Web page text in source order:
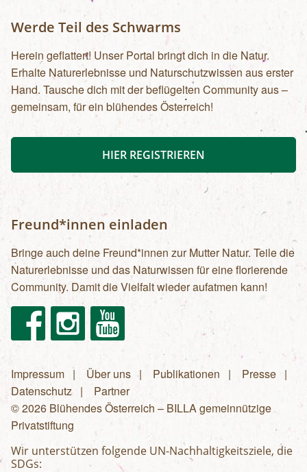
Werde Teil des Schwarms
Herein geflattert! Unser Portal bringt dich in die Natur.
Erhalte Naturerlebnisse und Naturschutzwissen aus erster
Hand. Tausche dich mit der beflügelten Community aus –
gemeinsam, für ein blühendes Österreich!
HIER REGISTRIEREN
Freund*innen einladen
Bringe auch deine Freund*innen zur Mutter Natur. Teile die
Naturerlebnisse und das Naturwissen für eine florierende
Community. Damit die Vielfalt wieder aufatmen kann!
FacebookInstagram Youtube
Fußzeilenmenü
Impressum Über uns Publikationen
Presse
Datenschutz
Partner
© 2026 Blühendes Österreich – BILLA gemeinnützige
Privatstiftung
Wir unterstützen folgende UN-Nachhaltigkeitsziele, die
SDGs: